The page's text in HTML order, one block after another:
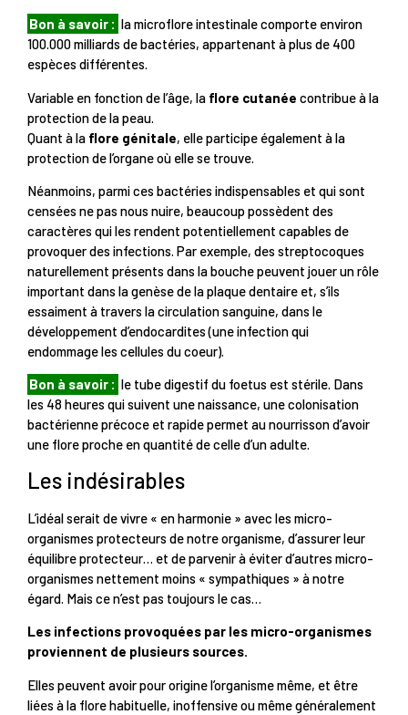
Bon à savoir : la microflore intestinale comporte environ
100.000 milliards de bactéries, appartenant à plus de 400
espèces différentes.
Variable en fonction de l’âge, la flore cutanée contribue à la
protection de la peau.
Quant à la flore génitale, elle participe également à la
protection de l’organe où elle se trouve.
Néanmoins, parmi ces bactéries indispensables et qui sont
censées ne pas nous nuire, beaucoup possèdent des
caractères qui les rendent potentiellement capables de
provoquer des infections. Par exemple, des streptocoques
naturellement présents dans la bouche peuvent jouer un rôle
important dans la genèse de la plaque dentaire et, s’ils
essaiment à travers la circulation sanguine, dans le
développement d’endocardites (une infection qui
endommage les cellules du coeur).
Bon à savoir : le tube digestif du foetus est stérile. Dans
les 48 heures qui suivent une naissance, une colonisation
bactérienne précoce et rapide permet au nourrisson d’avoir
une flore proche en quantité de celle d’un adulte.
Les indésirables
L’idéal serait de vivre « en harmonie » avec les micro-
organismes protecteurs de notre organisme, d’assurer leur
équilibre protecteur… et de parvenir à éviter d’autres micro-
organismes nettement moins « sympathiques » à notre
égard. Mais ce n’est pas toujours le cas…
Les infections provoquées par les micro-organismes
proviennent de plusieurs sources.
Elles peuvent avoir pour origine l’organisme même, et être
liées à la flore habituelle, inoffensive ou même généralement